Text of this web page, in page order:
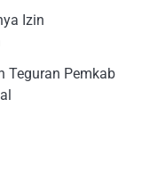
Izin
Teguran Pemkab